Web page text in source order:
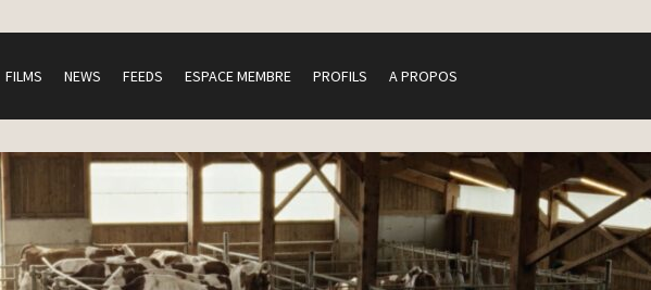
FILMS NEWS FEEDS ESPACE MEMBRE PROFILS A PROPOS